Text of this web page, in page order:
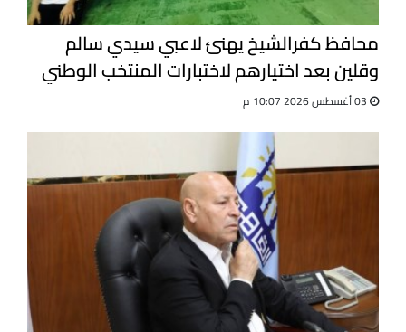
محافظ كفرالشيخ يهنئ لاعبي سيدي سالم
وقلين بعد اختيارهم لاختبارات المنتخب الوطني
للجيت كونى دو